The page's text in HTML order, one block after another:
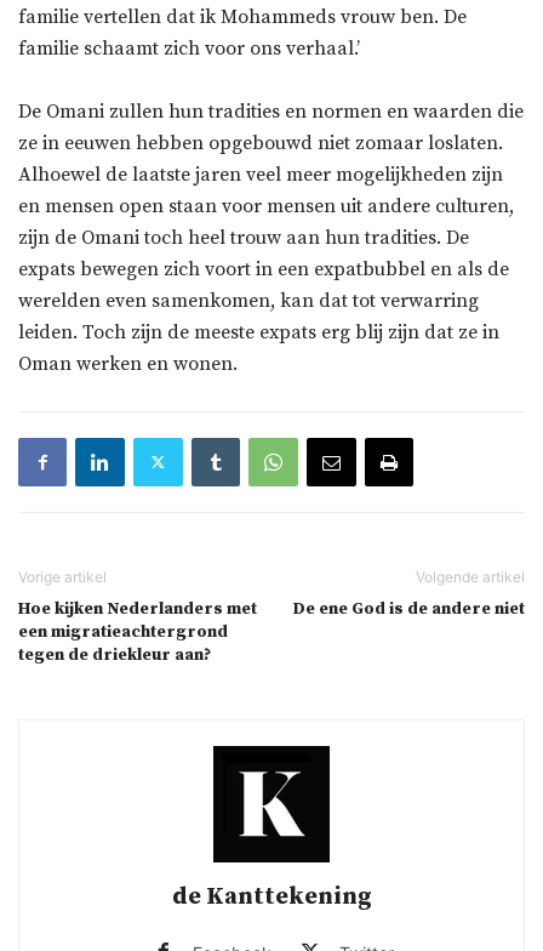
familie vertellen dat ik Mohammeds vrouw ben. De
familie schaamt zich voor ons verhaal.’
De Omani zullen hun tradities en normen en waarden die
ze in eeuwen hebben opgebouwd niet zomaar loslaten.
Alhoewel de laatste jaren veel meer mogelijkheden zijn
en mensen open staan voor mensen uit andere culturen,
zijn de Omani toch heel trouw aan hun tradities. De
expats bewegen zich voort in een expatbubbel en als de
werelden even samenkomen, kan dat tot verwarring
leiden. Toch zijn de meeste expats erg blij zijn dat ze in
Oman werken en wonen.
Hoe kijken Nederlanders met
een migratieachtergrond
tegen de driekleur aan?
De ene God is de andere niet
de Kanttekening